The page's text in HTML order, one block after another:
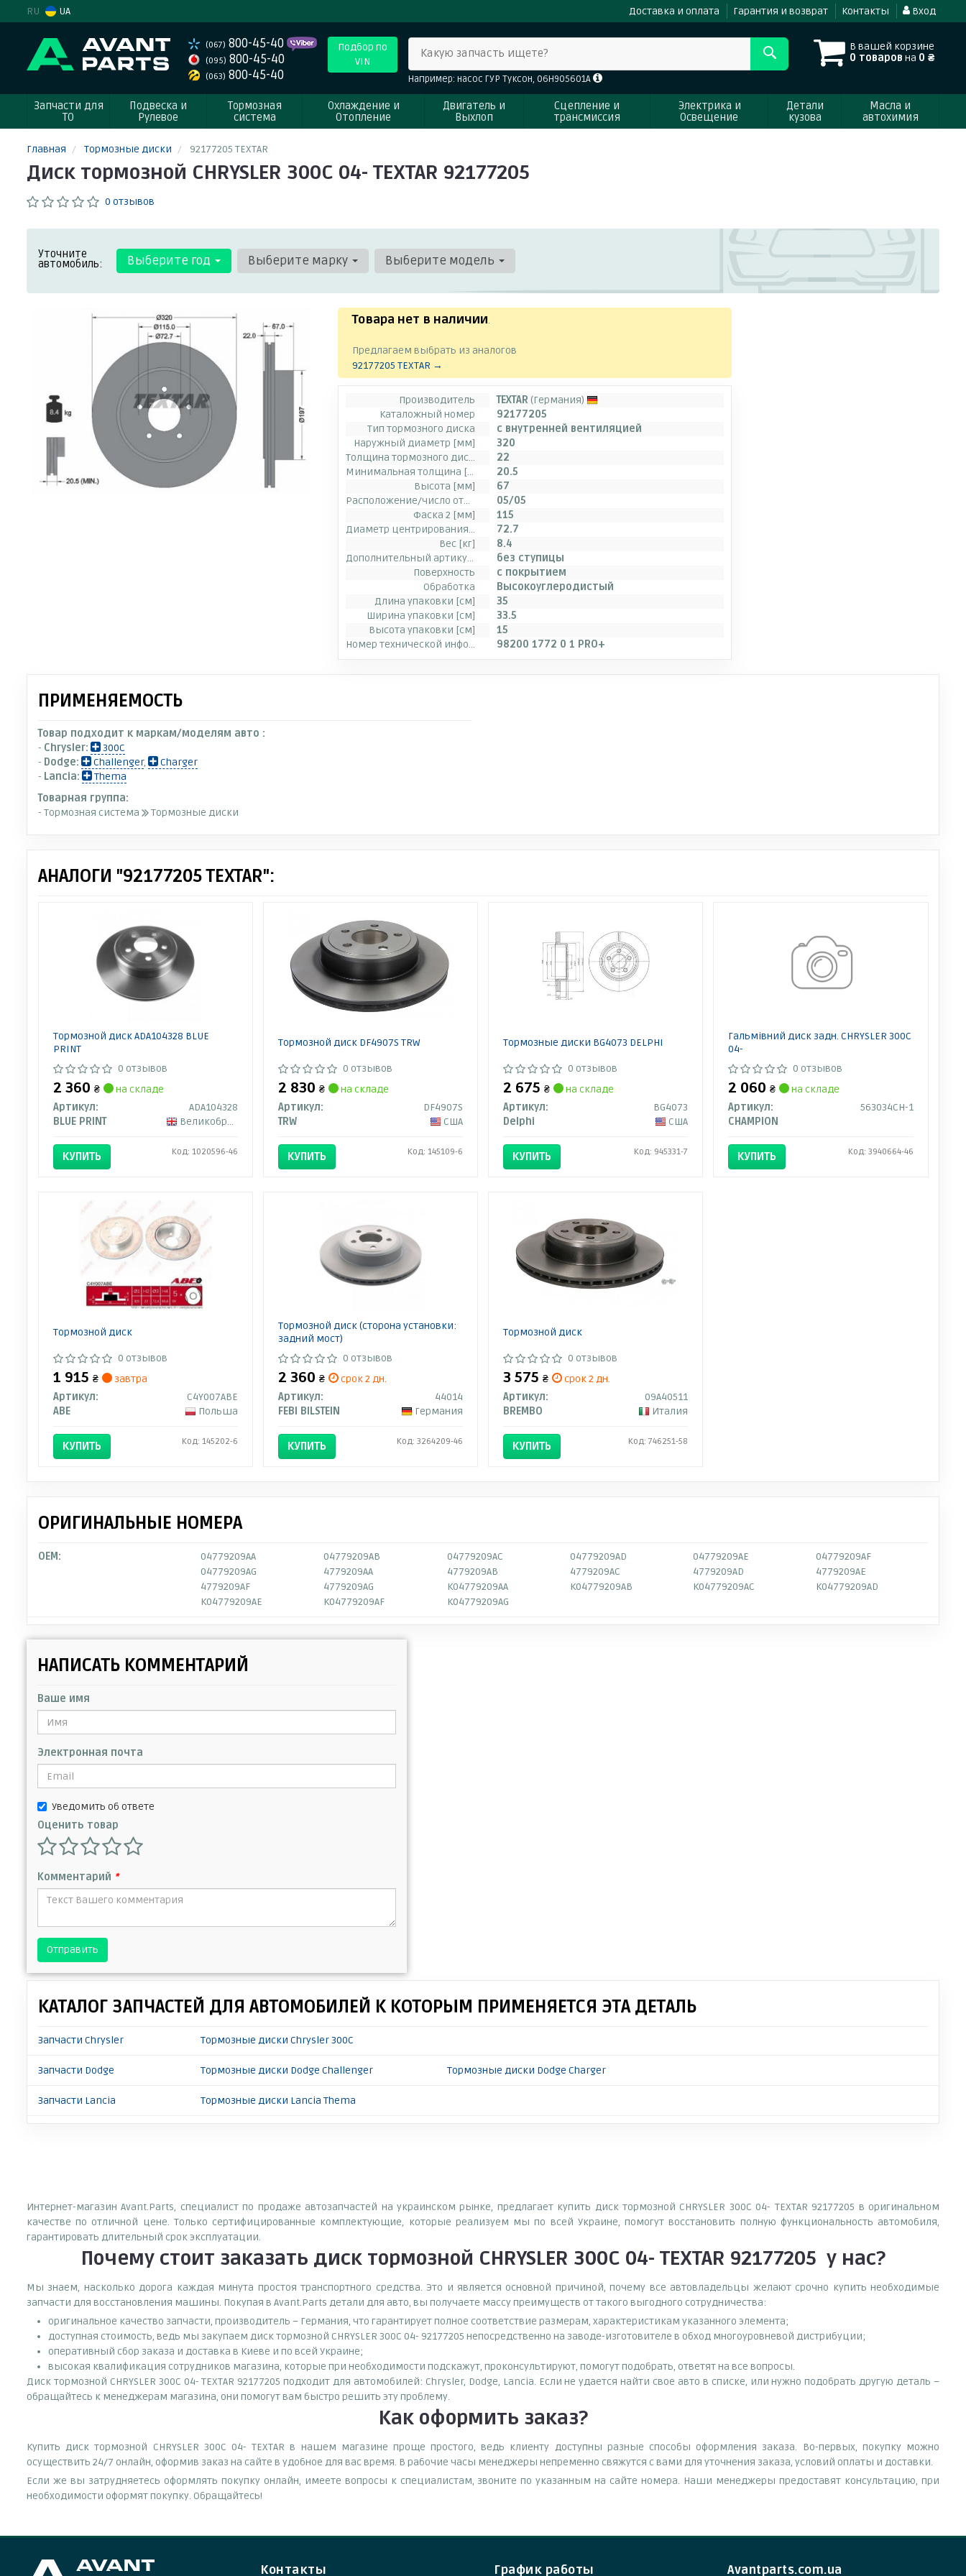
RU UA Доставка и оплата Гарантия и возврат Контакты Вход
(067) 800-45-40
(095) 800-45-40
(063) 800-45-40
Подбор по
VIN
В вашей корзине
0 товаров на 0 ₴
Какую запчасть ищете?
Например: насос ГУР Туксон, 06H905601A
Запчасти для
ТО
Подвеска и
Рулевое
Тормозная
система
Охлаждение и
Отопление
Двигатель и
Выхлоп
Сцепление и
трансмиссия
Электрика и
Освещение
Детали
кузова
Масла и
автохимия
Главная Тормозные диски 92177205 TEXTAR
Диск тормозной CHRYSLER 300C 04- TEXTAR 92177205
0 отзывов
Уточните
автомобиль: Выберите год Выберите марку Выберите модель
Товара нет в наличии.
Предлагаем выбрать из аналогов
92177205 TEXTAR →
Производитель TEXTAR (Германия)
Каталожный номер
92177205
Тип тормозного диска
с внутренней вентиляцией
Наружный диаметр [мм]
320
Толщина тормозного диска (мм)
22
Минимальная толщина [мм]
20.5
Высота [мм]
67
Расположение/число отверстий
05/05
Фаска 2 [мм]
115
Диаметр центрирования [мм]
72.7
Вес [кг]
8.4
Дополнительный артикул / дополнительная информация 2
без ступицы
Поверхность
с покрытием
Обработка
Высокоуглеродистый
Длина упаковки [см]
35
Ширина упаковки [см]
33.5
Высота упаковки [см]
15
Номер технической информации
98200 1772 0 1 PRO+
ПРИМЕНЯЕМОСТЬ
Товар подходит к маркам/моделям авто :
- Chrysler:
300C
- Dodge: Challenger,
Charger
- Lancia:
Thema
Товарная группа:
- Тормозная система
Тормозные диски
АНАЛОГИ "92177205 TEXTAR":
Тормозной диск ADA104328 BLUE
PRINT
0 отзывов
2 360 ₴
на складе
Артикул:
ADA104328
BLUE PRINT
Великобритания
КУПИТЬ Код: 1020596-46
Тормозной диск DF4907S TRW
0 отзывов
2 830 ₴
на складе
Артикул:
DF4907S
TRW
США
КУПИТЬ Код: 145109-6
Тормозные диски BG4073 DELPHI
0 отзывов
2 675 ₴
на складе
Артикул:
BG4073
Delphi
США
КУПИТЬ Код: 945331-7
Гальмівний диск задн. CHRYSLER 300C
04-
0 отзывов
2 060₴
на складе
Артикул:
563034CH-1
CHAMPION
КУПИТЬ Код: 3940664-46
Тормозной диск
0 отзывов
1 915 ₴
завтра
Артикул:
C4Y007ABE
ABE
Польша
КУПИТЬ Код: 145202-6
Тормозной диск (сторона установки:
задний мост)
0 отзывов
2 360 ₴
срок 2 дн.
Артикул:
44014
FEBI BILSTEIN
Германия
КУПИТЬ Код: 3264209-46
Тормозной диск
0 отзывов
3 575 ₴
срок 2 дн.
Артикул:
09A40511
BREMBO
Италия
КУПИТЬ Код: 746251-58
ОРИГИНАЛЬНЫЕ НОМЕРА
OEM: 04779209AA 04779209AB 04779209AC 04779209AD 04779209AE
04779209AF
04779209AG
4779209AA 4779209AB 4779209AC 4779209AD
4779209AE
4779209AF
4779209AG K04779209AA K04779209AB K04779209AC
K04779209AD
K04779209AE
K04779209AF K04779209AG
НАПИСАТЬ КОММЕНТАРИЙ
Ваше имя
Электронная почта
Уведомить об ответе
Оценить товар
Комментарий *
Отправить
КАТАЛОГ ЗАПЧАСТЕЙ ДЛЯ АВТОМОБИЛЕЙ К КОТОРЫМ ПРИМЕНЯЕТСЯ ЭТА ДЕТАЛЬ
Запчасти Chrysler Тормозные диски Chrysler 300C
Запчасти Dodge Тормозные диски Dodge Challenger Тормозные диски Dodge Charger
Запчасти Lancia Тормозные диски Lancia Thema
Интернет-магазин Avant.Parts, специалист по продаже автозапчастей на украинском рынке, предлагает купить диск тормозной CHRYSLER 300C 04- TEXTAR 92177205 в оригинальном
качестве по отличной цене. Только сертифицированные комплектующие, которые реализуем мы по всей Украине, помогут восстановить полную функциональность автомобиля,
гарантировать длительный срок эксплуатации.
Почему стоит заказать диск тормозной CHRYSLER 300C 04- TEXTAR 92177205 у нас?
Мы знаем, насколько дорога каждая минута простоя транспортного средства. Это и является основной причиной, почему все автовладельцы желают срочно купить необходимые
запчасти для восстановления машины. Покупая в Avant.Parts детали для авто, вы получаете массу преимуществ от такого выгодного сотрудничества:
оригинальное качество запчасти, производитель – Германия, что гарантирует полное соответствие размерам, характеристикам указанного элемента;
доступная стоимость, ведь мы закупаем диск тормозной CHRYSLER 300C 04- 92177205 непосредственно на заводе-изготовителе в обход многоуровневой дистрибуции;
оперативный сбор заказа и доставка в Киеве и по всей Украине;
высокая квалификация сотрудников магазина, которые при необходимости подскажут, проконсультируют, помогут подобрать, ответят на все вопросы.
Диск тормозной CHRYSLER 300C 04- TEXTAR 92177205 подходит для автомобилей: Chrysler, Dodge, Lancia. Если не удается найти свое авто в списке, или нужно подобрать другую деталь –
обращайтесь к менеджерам магазина, они помогут вам быстро решить эту проблему.
Как оформить заказ?
Купить диск тормозной CHRYSLER 300C 04- TEXTAR в нашем магазине проще простого, ведь клиенту доступны разные способы оформления заказа. Во-первых, покупку можно
осуществить 24/7 онлайн, оформив заказ на сайте в удобное для вас время. В рабочие часы менеджеры непременно свяжутся с вами для уточнения заказа, условий оплаты и доставки.
Если же вы затрудняетесь оформлять покупку онлайн, имеете вопросы к специалистам, звоните по указанным на сайте номера. Наши менеджеры предоставят консультацию, при
необходимости оформят покупку. Обращайтесь!
Контакты График работы Avantparts.com.ua